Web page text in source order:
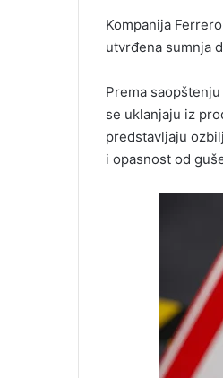
Kompanija
utvrđena sumnja
Prema
se uklanjaju iz
predstavljaju
i opasnost od